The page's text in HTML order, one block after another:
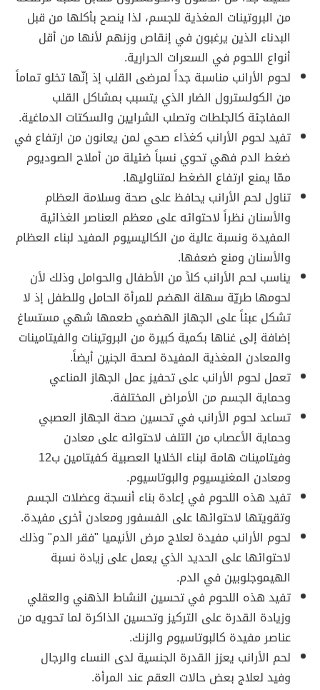
من البروتينات المغذية للجسم، لذا ينصح بأكلها من قبل
البدناء الذين يرغبون في إنقاص وزنهم لأنها من أقل
أنواع اللحوم في السعرات الحرارية.
لحوم الأرانب مناسبة جداً لمرضى القلب إذ إنّها تخلو تماماً
من الكولسترول الضار الذي يتسبب بمشاكل القلب
المفاجئة كالجلطات وتصلب الشرايين والسكتات الدماغية.
تفيد لحوم الأرانب كغذاء صحي لمن يعانون من ارتفاع في
ضغط الدم فهي تحوي نسباً ضئيلة من أملاح الصوديوم
ممّا يمنع ارتفاع الضغط لمتناوليها.
تناول لحم الأرانب يحافظ على صحة وسلامة العظام
والأسنان نظراً لاحتوائه على معظم العناصر الغذائية
المفيدة ونسبة عالية من الكاليسيوم المفيد لبناء العظام
والأسنان ومنع ضعفها.
يناسب لحم الأرانب كلاً من الأطفال والحوامل وذلك لأن
لحومها طريّة سهلة الهضم للمرأة الحامل وللطفل إذ لا
تشكل عبئاً على الجهاز الهضمي طعمها شهي مستساغ
إضافة إلى غناها بكمية كبيرة من البروتينات والفيتامينات
والمعادن المغذية المفيدة لصحة الجنين أيضاً.
تعمل لحوم الأرانب على تحفيز عمل الجهاز المناعي
وحماية الجسم من الأمراض المختلفة.
تساعد لحوم الأرانب في تحسين صحة الجهاز العصبي
وحماية الأعصاب من التلف لاحتوائه على معادن
وفيتامينات هامة لبناء الخلايا العصبية كفيتامين ب12
ومعادن المغنيسيوم والبوتاسيوم.
تفيد هذه اللحوم في إعادة بناء أنسجة وعضلات الجسم
وتقويتها لاحتوائها على الفسفور ومعادن أخرى مفيدة.
لحوم الأرانب مفيدة لعلاج مرض الأنيميا "فقر الدم" وذلك
لاحتوائها على الحديد الذي يعمل على زيادة نسبة
الهيموجلوبين في الدم.
تفيد هذه اللحوم في تحسين النشاط الذهني والعقلي
وزيادة القدرة على التركيز وتحسين الذاكرة لما تحويه من
عناصر مفيدة كالبوتاسيوم والزنك.
لحم الأرانب يعزز القدرة الجنسية لدى النساء والرجال
وفيد لعلاج بعض حالات العقم عند المرأة.